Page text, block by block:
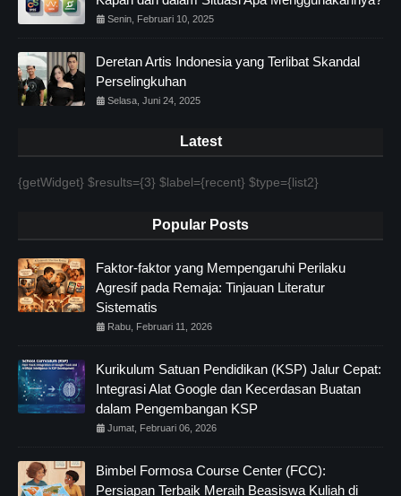
Senin, Februari 10, 2025
Deretan Artis Indonesia yang Terlibat Skandal
Perselingkuhan
Selasa, Juni 24, 2025
Latest
{getWidget} $results={3} $label={recent} $type={list2}
Popular Posts
Faktor-faktor yang Mempengaruhi Perilaku
Agresif pada Remaja: Tinjauan Literatur
Sistematis
Rabu, Februari 11, 2026
Kurikulum Satuan Pendidikan (KSP) Jalur Cepat:
Integrasi Alat Google dan Kecerdasan Buatan
dalam Pengembangan KSP
Jumat, Februari 06, 2026
Bimbel Formosa Course Center (FCC):
Persiapan Terbaik Meraih Beasiswa Kuliah di